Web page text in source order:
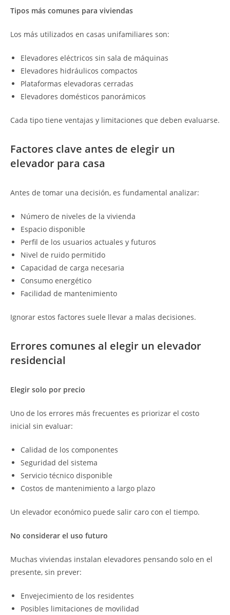
Tipos más comunes para viviendas
Los más utilizados en casas unifamiliares son:
Elevadores eléctricos sin sala de máquinas
Elevadores hidráulicos compactos
Plataformas elevadoras cerradas
Elevadores domésticos panorámicos
Cada tipo tiene ventajas y limitaciones que deben evaluarse.
Factores clave antes de elegir un
elevador para casa
Antes de tomar una decisión, es fundamental analizar:
Número de niveles de la vivienda
Espacio disponible
Perfil de los usuarios actuales y futuros
Nivel de ruido permitido
Capacidad de carga necesaria
Consumo energético
Facilidad de mantenimiento
Ignorar estos factores suele llevar a malas decisiones.
Errores comunes al elegir un elevador
residencial
Elegir solo por precio
Uno de los errores más frecuentes es priorizar el costo
inicial sin evaluar:
Calidad de los componentes
Seguridad del sistema
Servicio técnico disponible
Costos de mantenimiento a largo plazo
Un elevador económico puede salir caro con el tiempo.
No considerar el uso futuro
Muchas viviendas instalan elevadores pensando solo en el
presente, sin prever:
Envejecimiento de los residentes
Posibles limitaciones de movilidad